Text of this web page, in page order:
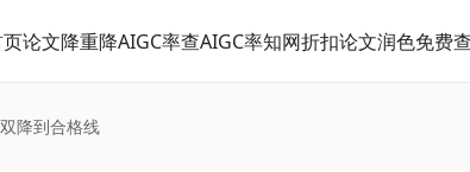
论文降重降AIGC率查AIGC率知网折扣论文润色免费
降到合格线